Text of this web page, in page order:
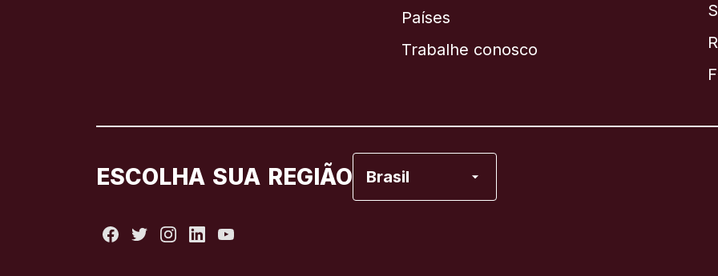
Países
Trabalhe conosco
ESCOLHA SUA REGIÃO Brasil